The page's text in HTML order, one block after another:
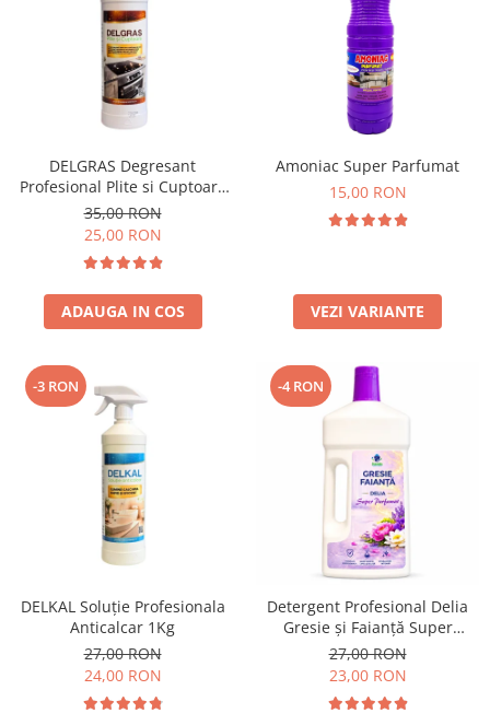
DELGRAS Degresant
Profesional Plite si Cuptoare
1L
35,00 RON
25,00 RON
ADAUGA IN COS
Amoniac Super Parfumat
15,00 RON
VEZI VARIANTE
-3 RON
DELKAL Soluție Profesionala
Anticalcar 1Kg
27,00 RON
24,00 RON
-4 RON
Detergent Profesional Delia
Gresie și Faianță Super
Parfumat 1L
27,00 RON
23,00 RON